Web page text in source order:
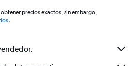
precios exactos, sin embargo,
.